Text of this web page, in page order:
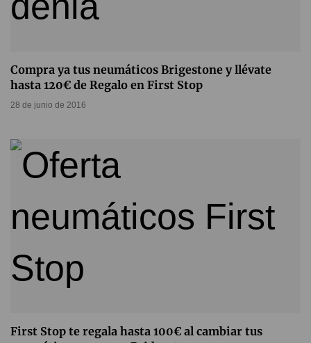
Compra ya tus neumáticos Brigestone y llévate
hasta 120€ de Regalo en First Stop
28 de junio de 2016
First Stop te regala hasta 100€ al cambiar tus